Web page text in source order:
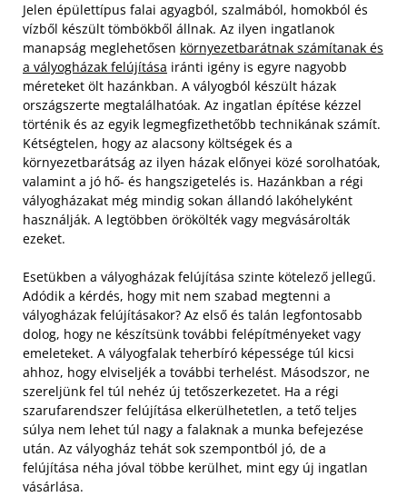
Jelen épülettípus falai agyagból, szalmából, homokból és
vízből készült tömbökből állnak. Az ilyen ingatlanok
manapság meglehetősen környezetbarátnak számítanak és
a vályogházak felújítása iránti igény is egyre nagyobb
méreteket ölt hazánkban. A vályogból készült házak
országszerte megtalálhatóak. Az ingatlan építése kézzel
történik és az egyik legmegfizethetőbb technikának számít.
Kétségtelen, hogy az alacsony költségek és a
környezetbarátság az ilyen házak előnyei közé sorolhatóak,
valamint a jó hő- és hangszigetelés is. Hazánkban a régi
vályogházakat még mindig sokan állandó lakóhelyként
használják. A legtöbben örökölték vagy megvásárolták
ezeket.
Esetükben a vályogházak felújítása szinte kötelező jellegű.
Adódik a kérdés, hogy mit nem szabad megtenni a
vályogházak felújításakor? Az első és talán legfontosabb
dolog, hogy ne készítsünk további felépítményeket vagy
emeleteket. A vályogfalak teherbíró képessége túl kicsi
ahhoz, hogy elviseljék a további terhelést. Másodszor, ne
szereljünk fel túl nehéz új tetőszerkezetet. Ha a régi
szarufarendszer felújítása elkerülhetetlen, a tető teljes
súlya nem lehet túl nagy a falaknak a munka befejezése
után. Az vályogház tehát sok szempontból jó, de a
felújítása néha jóval többe kerülhet, mint egy új ingatlan
vásárlása.